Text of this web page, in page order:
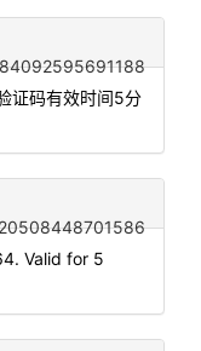
证码有效时间5分
Valid for 5